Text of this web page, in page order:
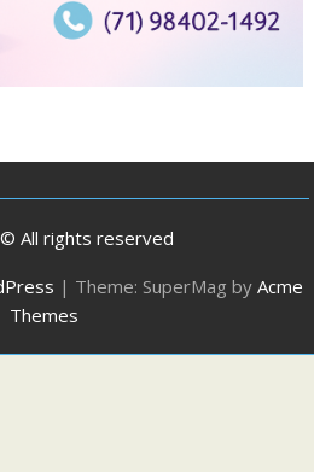
All rights reserved
| Theme: SuperMag by Acme
Themes